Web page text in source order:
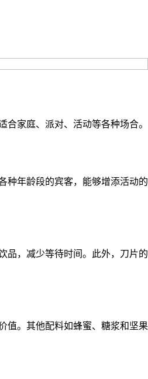
家庭、派对、活动等各种场合。
种年龄段的宾客，能够增添活动的
品，减少等待时间。此外，刀片的
值。其他配料如蜂蜜、糖浆和坚果